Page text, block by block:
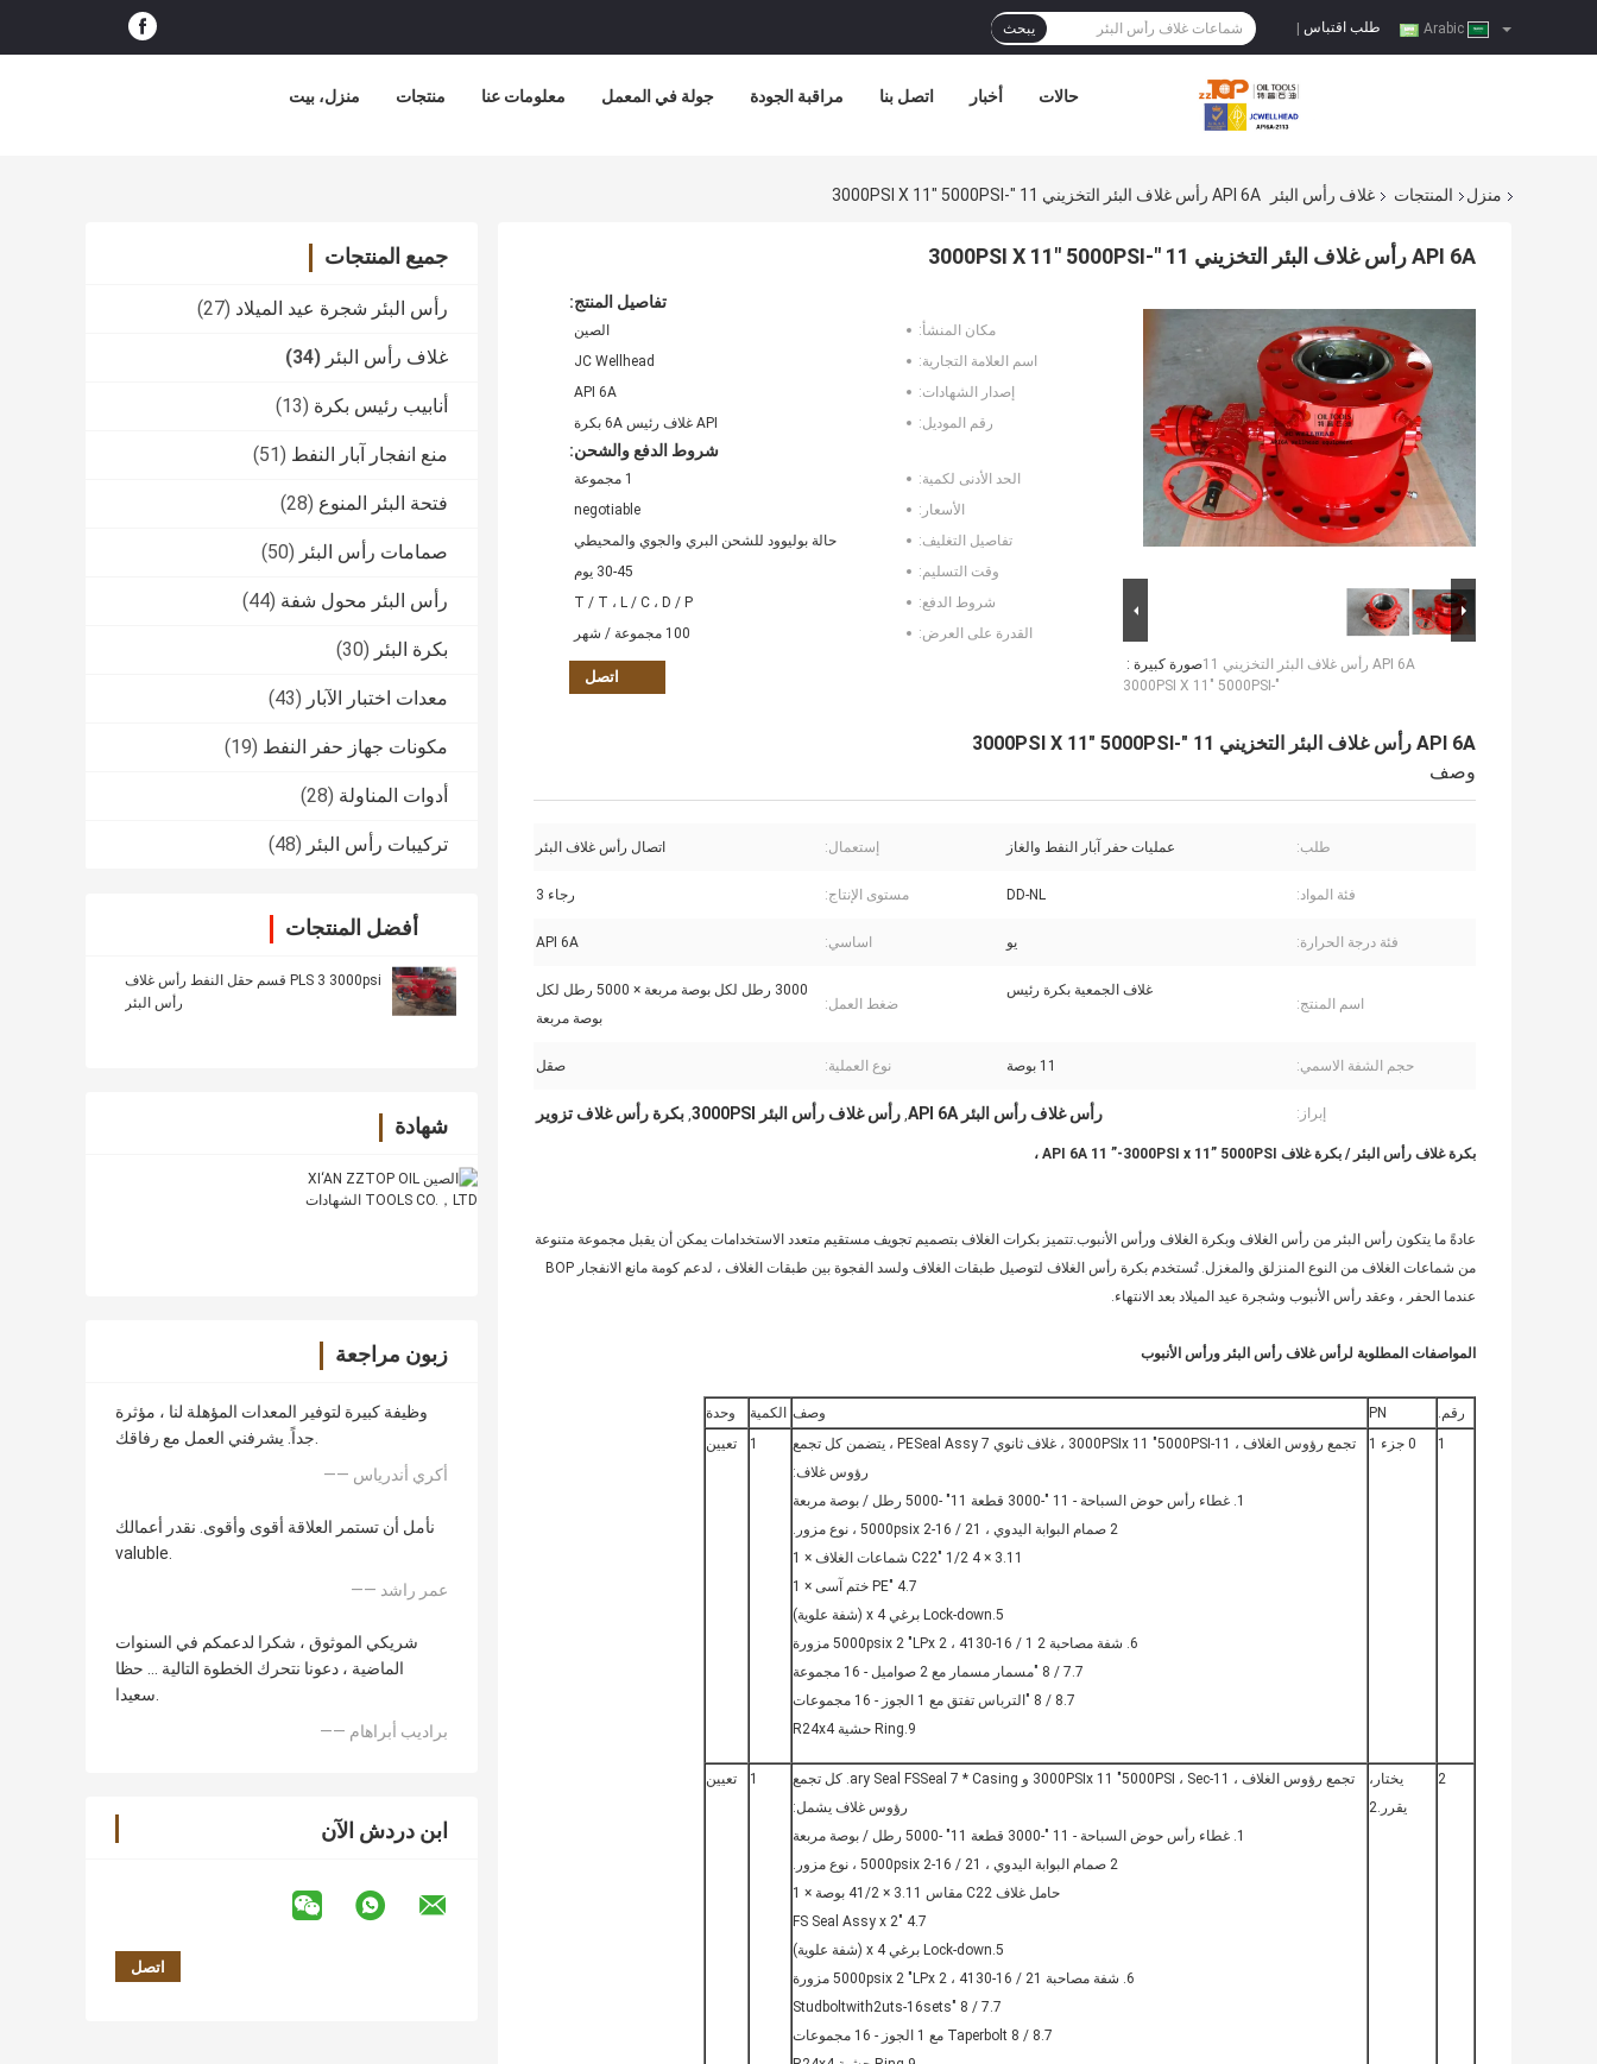
طلب اقتباس يبحث
منزل، بيت منتجات معلومات عنا جولة في المعمل مراقبة الجودة اتصل بنا أخبار حالات
منزل المنتجات غلاف رأس البئر API 6A رأس غلاف البئر التخزيني 11 "-3000PSI X 11" 5000PSI
جميع المنتجات
رأس البئر شجرة عيد الميلاد (27)
غلاف رأس البئر (34)
أنابيب رئيس بكرة (13)
منع انفجار آبار النفط (51)
فتحة البئر المنوع (28)
صمامات رأس البئر (50)
رأس البئر محول شفة (44)
بكرة البئر (30)
معدات اختبار الآبار (43)
مكونات جهاز حفر النفط (19)
أدوات المناولة (28)
تركيبات رأس البئر (48)
أفضل المنتجات
PLS 3 3000psi قسم حقل النفط رأس غلاف
رأس البئر
شهادة
زبون مراجعة
وظيفة كبيرة لتوفير المعدات المؤهلة لنا ، مؤثرة
جداً. يشرفني العمل مع رفاقك.
—— أكري أندرياس
نأمل أن تستمر العلاقة أقوى وأقوى. نقدر أعمالك
valuble.
—— عمر راشد
شريكي الموثوق ، شكرا لدعمكم في السنوات
الماضية ، دعونا نتحرك الخطوة التالية ... حظا
سعيدا.
—— براديب أبراهام
ابن دردش الآن
API 6A رأس غلاف البئر التخزيني 11 "-3000PSI X 11" 5000PSI
صورة كبيرة :API 6A رأس غلاف البئر التخزيني 11
"-3000PSI X 11" 5000PSI
تفاصيل المنتج:
مكان المنشأ:
الصين
اسم العلامة التجارية:
JC Wellhead
إصدار الشهادات:
API 6A
رقم الموديل:
API غلاف رئيس 6A بكرة
شروط الدفع والشحن:
الحد الأدنى لكمية:
1 مجموعة
الأسعار:
negotiable
تفاصيل التغليف:
حالة بوليوود للشحن البري والجوي والمحيطي
وقت التسليم:
30-45 يوم
شروط الدفع:
T / T ، L / C ، D / P
القدرة على العرض:
100 مجموعة / شهر
اتصل
API 6A رأس غلاف البئر التخزيني 11 "-3000PSI X 11" 5000PSI
وصف
طلب: عمليات حفر آبار النفط والغاز إستعمال: اتصال رأس غلاف البئر
فئة المواد: DD-NL مستوى الإنتاج: رجاء 3
فئة درجة الحرارة: يو اساسي: API 6A
اسم المنتج:
غلاف الجمعية بكرة رئيس
ضغط العمل:
3000 رطل لكل بوصة مربعة × 5000 رطل لكل
بوصة مربعة
حجم الشفة الاسمي: 11 بوصة نوع العملية: صقل
إبراز: رأس غلاف رأس البئر API 6A , رأس غلاف رأس البئر 3000PSI , بكرة رأس غلاف تزوير
بكرة غلاف رأس البئر / بكرة غلاف API 6A 11 ”-3000PSI x 11” 5000PSI ،
عادةً ما يتكون رأس البئر من رأس الغلاف وبكرة الغلاف ورأس الأنبوب.تتميز بكرات الغلاف بتصميم تجويف مستقيم متعدد الاستخدامات يمكن أن يقبل مجموعة متنوعة
من شماعات الغلاف من النوع المنزلق والمغزل. تُستخدم بكرة رأس الغلاف لتوصيل طبقات الغلاف ولسد الفجوة بين طبقات الغلاف ، لدعم كومة مانع الانفجار BOP
عندما الحفر ، وعقد رأس الأنبوب وشجرة عيد الميلاد بعد الانتهاء.
المواصفات المطلوبة لرأس غلاف رأس البئر ورأس الأنبوب
رقم. PN وصف الكمية
وحدة
1
0 جزء 1
تجمع رؤوس الغلاف ، 11-3000PSIx 11 "5000PSI ، غلاف ثانوي PESeal Assy 7 ، يتضمن كل تجمع
رؤوس غلاف:
1. غطاء رأس حوض السباحة - 11 "-3000 قطعة 11" -5000 رطل / بوصة مربعة
2 صمام البوابة اليدوي ، 21 / 16-5000psix 2 ، نوع مزور.
3.11 × 4 1/2 "C22 شماعات الغلاف × 1
4.7 "PE ختم آسى × 1
5.Lock-down برغي x 4 (شفة علوية)
6. شفة مصاحبة 2 1 / 16-5000psix 2 "LPx 2 ، 4130 مزورة
7.7 / 8 "مسمار مسمار مع 2 صواميل - 16 مجموعة
8.7 / 8 "الترباس تفتق مع 1 الجوز - 16 مجموعات
9.Ring حشية R24x4
1 تعيين
2
يختار،
يقرر.2
تجمع رؤوس الغلاف ، 11-3000PSIx 11 "5000PSI ، Sec و ary Seal FSSeal 7 * Casing. كل تجمع
رؤوس غلاف يشمل:
1. غطاء رأس حوض السباحة - 11 "-3000 قطعة 11" -5000 رطل / بوصة مربعة
2 صمام البوابة اليدوي ، 21 / 16-5000psix 2 ، نوع مزور.
حامل غلاف C22 مقاس 3.11 × 41/2 بوصة × 1
4.7 "FS Seal Assy x 2
5.Lock-down برغي x 4 (شفة علوية)
6. شفة مصاحبة 21 / 16-5000psix 2 "LPx 2 ، 4130 مزورة
7.7 / 8 "Studboltwith2uts-16sets
8.7 / 8 Taperbolt مع 1 الجوز - 16 مجموعات
1 تعيين